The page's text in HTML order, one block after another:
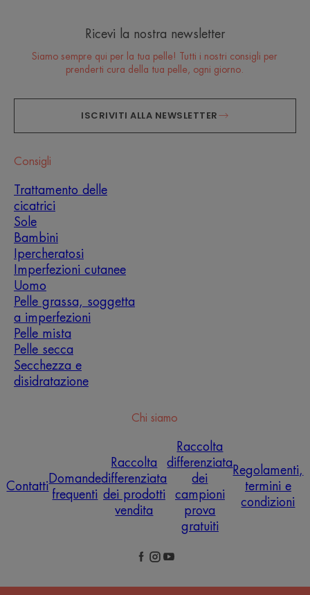
Ricevi la nostra newsletter
Siamo sempre qui per la tua pelle! Tutti i nostri consigli per
prenderti cura della tua pelle, ogni giorno.
ISCRIVITI ALLA NEWSLETTER
Consigli
Trattamento delle
cicatrici
Sole
Bambini
Ipercheratosi
Imperfezioni cutanee
Uomo
Pelle grassa, soggetta
a imperfezioni
Pelle mista
Pelle secca
Secchezza e
disidratazione
Chi siamo
Contatti
Domande
frequenti
Raccolta
differenziata
dei prodotti
vendita
Raccolta
differenziata
dei
campioni
prova
gratuiti
Regolamenti,
termini e
condizioni